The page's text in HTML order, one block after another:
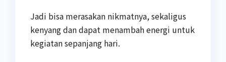
Jadi bisa merasakan nikmatnya, sekaligus
kenyang dan dapat menambah energi untuk
kegiatan sepanjang hari.